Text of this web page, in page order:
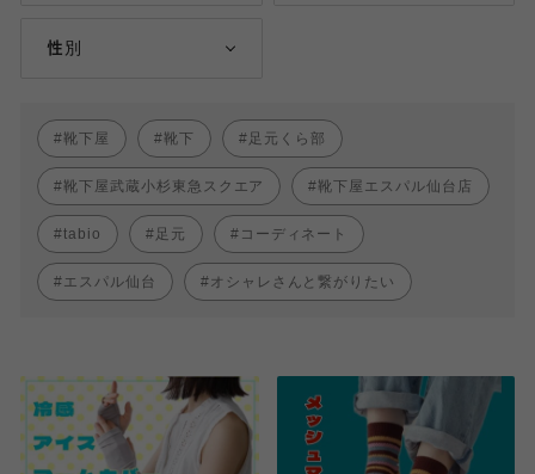
性別
靴下屋 靴下 足元くら部
靴下屋武蔵小杉東急スクエア 靴下屋エスパル仙台店
tabio 足元 コーディネート
エスパル仙台 オシャレさんと繋がりたい